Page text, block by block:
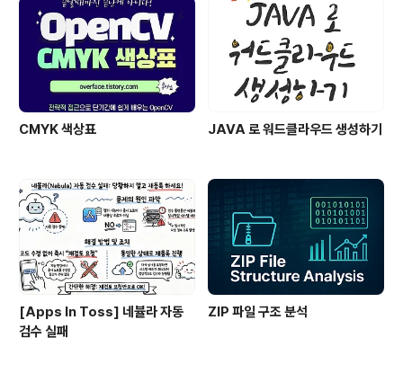
CMYK 색상표 JAVA 로 워드클라우드 생성하기
[Apps In Toss] 네뷸라 자동
검수 실패
ZIP 파일 구조 분석